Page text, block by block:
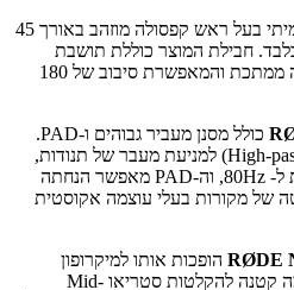
הוא קונדנסר אמיתי בעל ראש קפסולה מוזהב באורך 45
ומשקל 42 גרם בלבד. חבילת המוצר כוללת תושבת
טבעתית רב-מצבית העשויה כולה ממתכת והמאפשרת סיבוב של 180
כולל מסנן מעביר גבוהים ו-PAD
.
High-) למניעת מעבר של תנודות,
ל- ‎80Hz, וה-PAD מאפשר הנחתה
של מקורות בעלי עוצמה אקוסטית
RØDE הופכות אותו למיקרופון
קטנה להקלטות סטריאו Mid-